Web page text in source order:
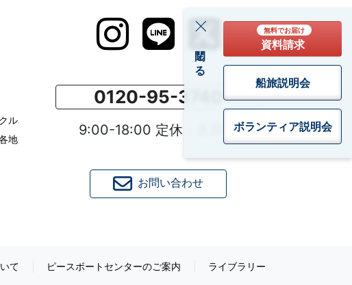
閉じる
無料でお届け
資料請求
船旅説明会
ボランティア説明会
0120-95-3740
9:00-18:00 定休：土日祝
お問い合わせ
ル
地
て ピースボートセンターのご案内 ライブラリー